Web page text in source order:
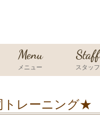
Menu
メニュー
Staff
スタッフ
トレーニング★